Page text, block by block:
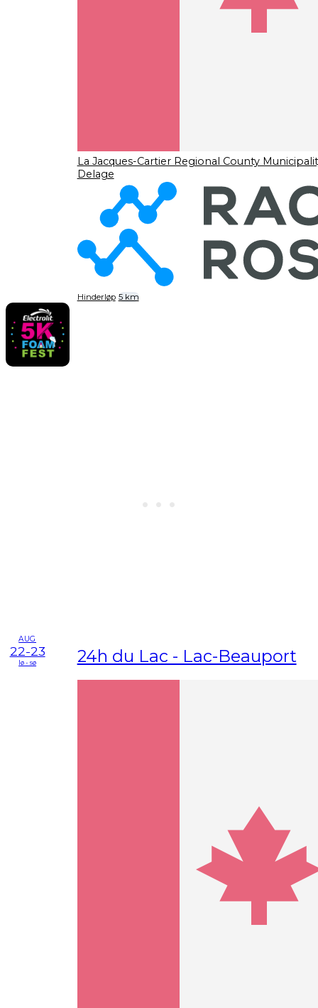
La Jacques-Cartier Regional County
Delage
Hinderløp 5 km
AUG
22-23
lø - sø 24h du Lac - Lac-Beauport